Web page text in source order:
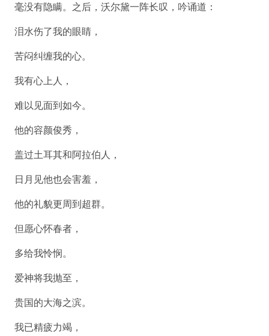
毫没有隐瞒。之后，沃尔黛一阵长叹，吟诵道：
泪水伤了我的眼睛，
苦闷纠缠我的心。
我有心上人，
难以见面到如今。
他的容颜俊秀，
盖过土耳其和阿拉伯人，
日月见他也会害羞，
他的礼貌更周到超群。
但愿心怀春者，
多给我怜悯。
爱神将我抛至，
贵国的大海之滨。
我已精疲力竭，